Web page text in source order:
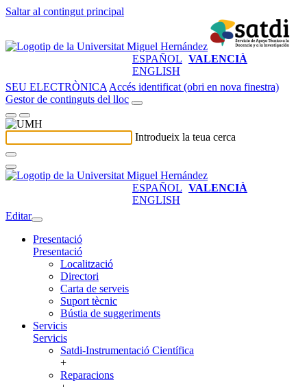
Saltar al contingut principal
ESPAÑOL VALENCIÀ
ENGLISH
SEU ELECTRÒNICA Accés identificat (obri en nova finestra)
Gestor de continguts del lloc
Introdueix la teua cerca
ESPAÑOL VALENCIÀ
ENGLISH
Editar
Presentació
Presentació
Localització
Directori
Carta de serveis
Suport tècnic
Bústia de suggeriments
Servicis
Servicis
Satdi-Instrumentació Científica
+
Reparacions